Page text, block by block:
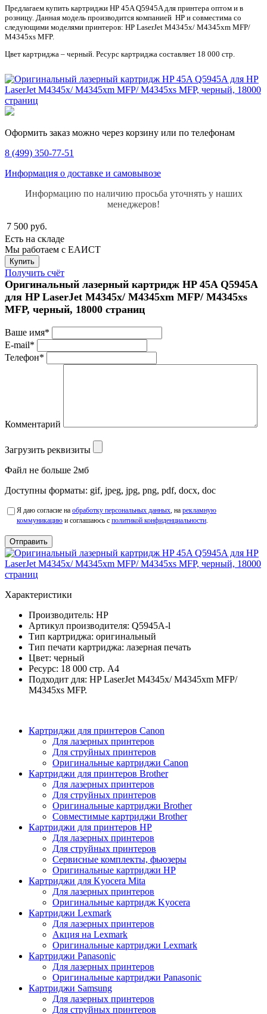
Предлагаем купить картриджи HP 45A Q5945A для принтера оптом и в
розницу. Данная модель производится компанией HP и совместима со
следующими моделями принтеров: HP LaserJet M4345x/ M4345xm MFP/
M4345xs MFP.
Цвет картриджа – черный. Ресурс картриджа составляет 18 000 стр.
Оформить заказ можно через корзину или по телефонам
8 (499) 350-77-51
Информация о доставке и самовывозе
Информацию по наличию просьба уточнять у наших
менеджеров!
7 500 руб.
Есть на складе
Мы работаем с ЕАИСТ
Получить счёт
Оригинальный лазерный картридж HP 45A Q5945A
для HP LaserJet M4345x/ M4345xm MFP/ M4345xs
MFP, черный, 18000 страниц
Ваше имя*
E-mail*
Телефон*
Комментарий
Загрузить реквизиты
Файл не больше 2мб
Доступны форматы: gif, jpeg, jpg, png, pdf, docx, doc
Я даю согласие на обработку персональных данных, на рекламную
коммуникацию и соглашаюсь с политикой конфиденциальности.
Характеристики
Производитель: HP
Артикул производителя: Q5945A-l
Тип картриджа: оригинальный
Тип печати картриджа: лазерная печать
Цвет: черный
Ресурс: 18 000 стр. А4
Подходит для: HP LaserJet M4345x/ M4345xm MFP/
M4345xs MFP.
Картриджи для принтеров Сanon
Для лазерных принтеров
Для струйных принтеров
Оригинальные картриджи Canon
Картриджи для принтеров Brother
Для лазерных принтеров
Для струйных принтеров
Оригинальные картриджи Brother
Совместимые картриджи Brother
Картриджи для принтеров HP
Для лазерных принтеров
Для струйных принтеров
Сервисные комплекты, фьюзеры
Оригинальные картриджи HP
Картриджи для Kyocera Mita
Для лазерных принтеров
Оригинальные картридж Kyocera
Картриджи Lexmark
Для лазерных принтеров
Акция на Lexmark
Оригинальные картриджи Lexmark
Картриджи Panasonic
Для лазерных принтеров
Оригинальные картриджи Panasonic
Картриджи Samsung
Для лазерных принтеров
Для струйных принтеров